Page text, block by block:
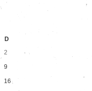
D
2
9
16